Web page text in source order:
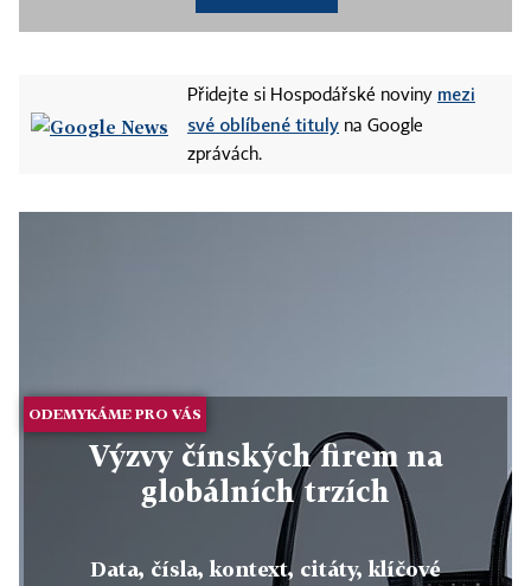
Přidejte si Hospodářské noviny mezi
své oblíbené tituly na Google
zprávách.
ODEMYKÁME PRO VÁS
Výzvy čínských firem na
globálních trzích
Data, čísla, kontext, citáty, klíčové